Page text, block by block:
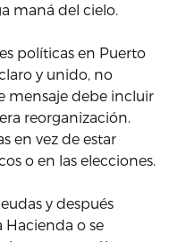
maná del cielo.
políticas en Puerto
y unido, no
mensaje debe incluir
reorganización.
en vez de estar
o en las elecciones.
y después
Hacienda o se